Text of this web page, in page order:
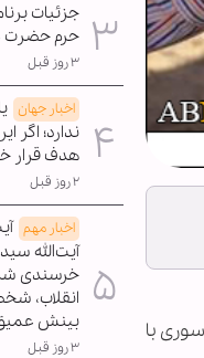
با
جزئیات
حرم حضرت
۳ روز قبل
اخبار جهان
ندارد؛ اگر
هدف قرار
۲ روز قبل
اخبار مهم
آیت‌الله
خرسندی شد
انقلاب،
بینش
۳ روز قبل